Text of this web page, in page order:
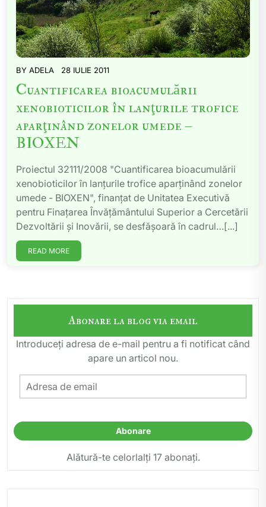
BY ADELA 28 IULIE 2011
Cuantificarea bioacumulării
xenobioticilor în lanţurile trofice
aparţinând zonelor umede –
BIOXEN
Proiectul 32111/2008 "Cuantificarea bioacumulării
xenobioticilor în lanţurile trofice aparţinând zonelor
umede - BIOXEN", finanţat de Unitatea Executivă
pentru Finaţarea Învăţământului Superior a Cercetării
Dezvoltării şi Inovării, se desfăşoară în cadrul…[...]
READ MORE
Abonare la blog via email
Introduceți adresa de e-mail pentru a fi notificat când
apare un articol nou.
Adresa
de
Abonare
Alătură-te celorlalți 17 abonați.